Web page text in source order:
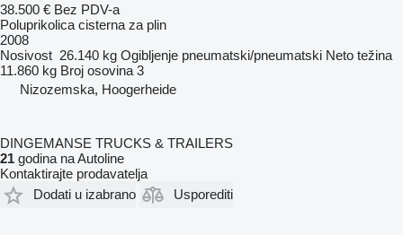
38.500 € Bez PDV-a
Poluprikolica cisterna za plin
2008
Nosivost 26.140 kg Ogibljenje pneumatski/pneumatski Neto težina
11.860 kg Broj osovina 3
Nizozemska, Hoogerheide
DINGEMANSE TRUCKS & TRAILERS
21 godina na Autoline
Kontaktirajte prodavatelja
Dodati u izabrano
Usporediti